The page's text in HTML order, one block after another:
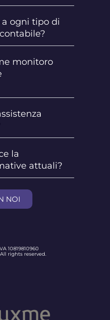
ogni tipo di
monitoro
la
attuali?
NOI
10819810960
rights reserved.